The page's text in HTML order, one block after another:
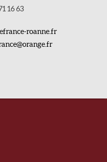
16 63
roanne.fr